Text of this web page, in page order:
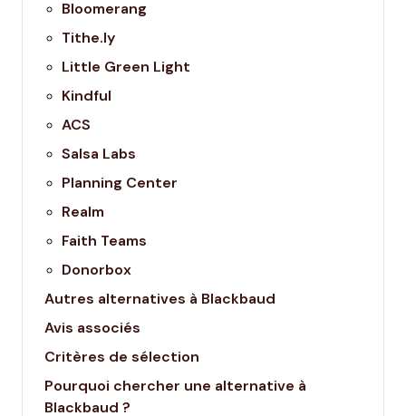
Bloomerang
Tithe.ly
Little Green Light
Kindful
ACS
Salsa Labs
Planning Center
Realm
Faith Teams
Donorbox
Autres alternatives à Blackbaud
Avis associés
Critères de sélection
Pourquoi chercher une alternative à
Blackbaud ?